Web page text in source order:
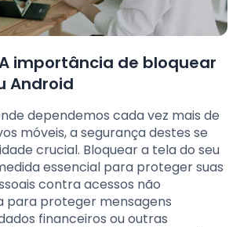
importância de bloquear
Android
dependemos cada vez mais de
móveis, a segurança destes se
crucial. Bloquear a tela do seu
essencial para proteger suas
contra acessos não
para proteger mensagens
financeiros ou outras